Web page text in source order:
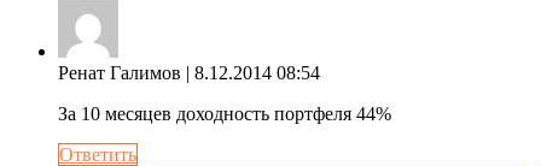
Ренат Галимов | 8.12.2014 08:54
За 10 месяцев доходность портфеля 44%
Ответить